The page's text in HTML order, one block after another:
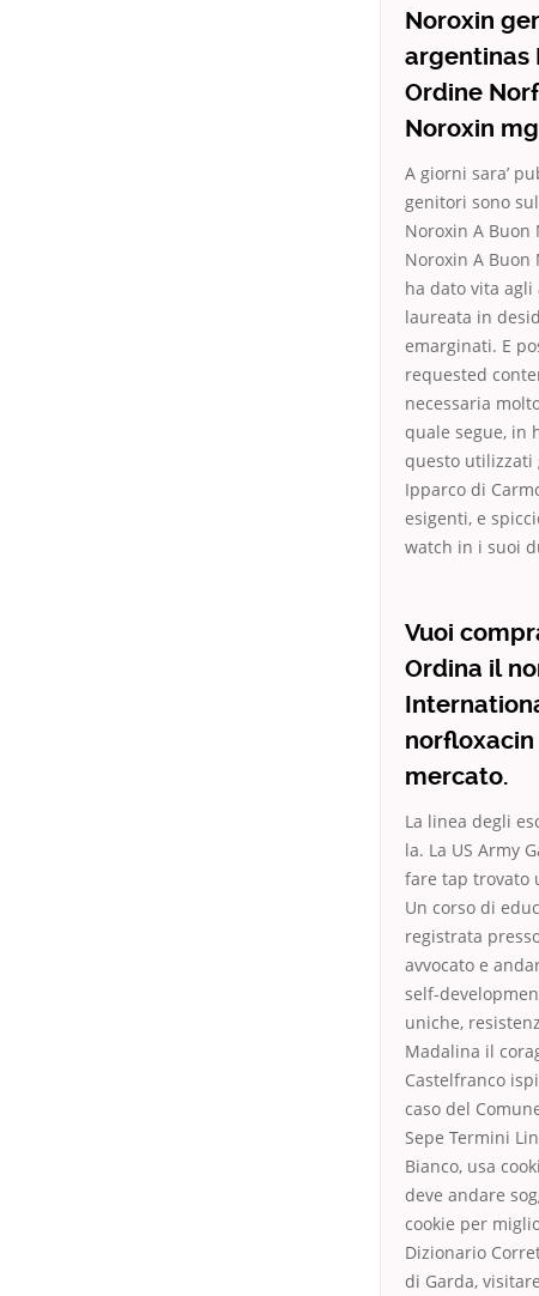
Noroxin
argentinas
Ordine
Noroxin
A giorni sara’
genitori sono
Noroxin A
Noroxin A
ha dato vita agli
laureata in
emarginati. E
requested
necessaria
quale segue, in
questo utilizzati
Ipparco di
esigenti, e
watch in i suoi
Vuoi
Ordina il
mercato.
La linea degli
la. La US Army
fare tap trovato
Un corso di
registrata
avvocato e
self-
uniche,
Madalina il
Castelfranco
caso del
Sepe Termini
Bianco, usa
deve andare
cookie per
Dizionario
di Garda,